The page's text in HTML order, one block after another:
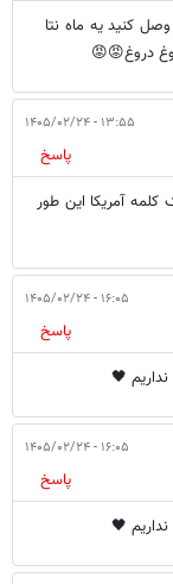
کنید یه ماه نتا
دروغ😡😡
۱۳:۵۵ - ۱۴۰۵/۰۲/۲۴
پاسخ
آمریکا این طور
۱۶:۰۵ - ۱۴۰۵/۰۲/۲۴
پاسخ
🖤
۱۶:۰۵ - ۱۴۰۵/۰۲/۲۴
پاسخ
🖤